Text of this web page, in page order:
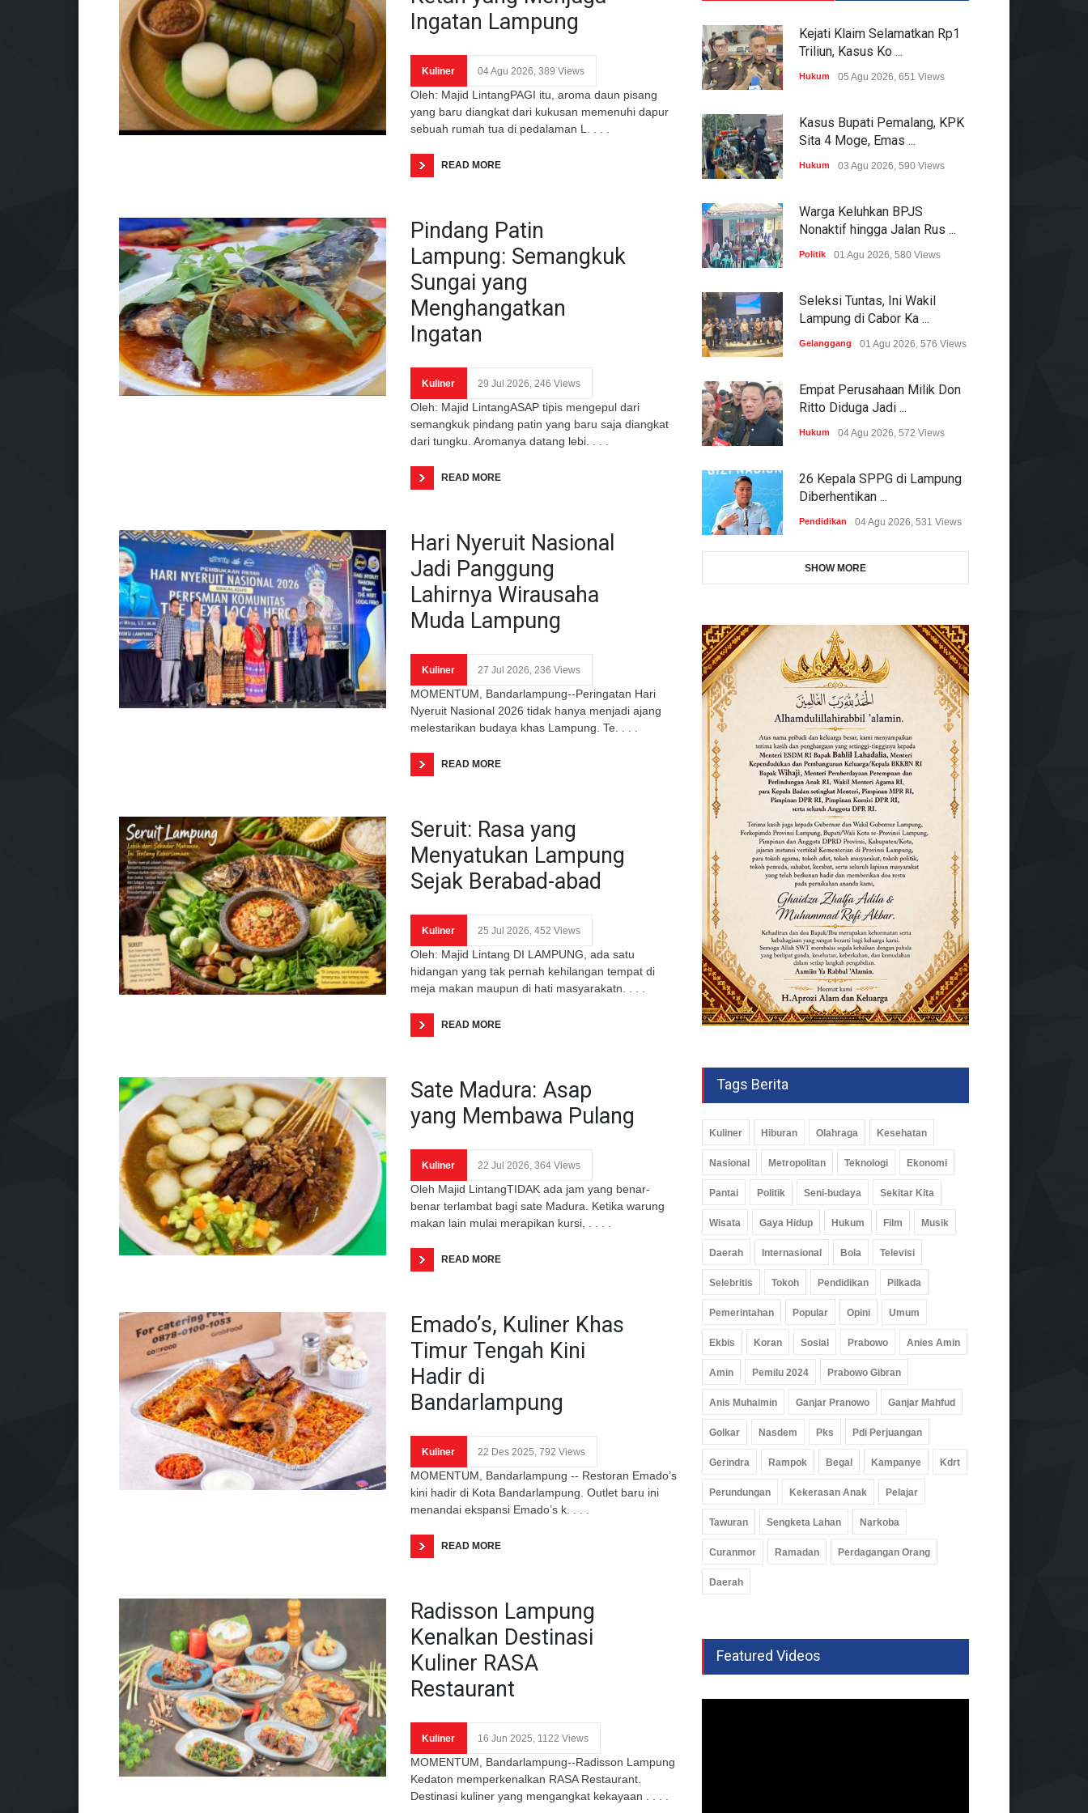
Ingatan Lampung
Kuliner 04 Agu 2026, 389 Views
Oleh: Majid LintangPAGI itu, aroma daun pisang
yang baru diangkat dari kukusan memenuhi dapur
sebuah rumah tua di pedalaman L. . . .
READ MORE
Pindang Patin
Lampung: Semangkuk
Sungai yang
Menghangatkan
Ingatan
Kuliner 29 Jul 2026, 246 Views
Oleh: Majid LintangASAP tipis mengepul dari
semangkuk pindang patin yang baru saja diangkat
dari tungku. Aromanya datang lebi. . . .
READ MORE
Hari Nyeruit Nasional
Jadi Panggung
Lahirnya Wirausaha
Muda Lampung
Kuliner 27 Jul 2026, 236 Views
MOMENTUM, Bandarlampung--Peringatan Hari
Nyeruit Nasional 2026 tidak hanya menjadi ajang
melestarikan budaya khas Lampung. Te. . . .
READ MORE
Seruit: Rasa yang
Menyatukan Lampung
Sejak Berabad-abad
Kuliner 25 Jul 2026, 452 Views
Oleh: Majid Lintang DI LAMPUNG, ada satu
hidangan yang tak pernah kehilangan tempat di
meja makan maupun di hati masyarakatn. . . .
READ MORE
Sate Madura: Asap
yang Membawa Pulang
Kuliner 22 Jul 2026, 364 Views
Oleh Majid LintangTIDAK ada jam yang benar-
benar terlambat bagi sate Madura. Ketika warung
makan lain mulai merapikan kursi, . . . .
READ MORE
Emado’s, Kuliner Khas
Timur Tengah Kini
Hadir di
Bandarlampung
Kuliner 22 Des 2025, 792 Views
MOMENTUM, Bandarlampung -- Restoran Emado’s
kini hadir di Kota Bandarlampung. Outlet baru ini
menandai ekspansi Emado’s k. . . .
READ MORE
Radisson Lampung
Kenalkan Destinasi
Kuliner RASA
Restaurant
Kuliner 16 Jun 2025, 1122 Views
MOMENTUM, Bandarlampung--Radisson Lampung
Kedaton memperkenalkan RASA Restaurant.
Destinasi kuliner yang mengangkat kekayaan . . . .
Kejati Klaim Selamatkan Rp1
Triliun, Kasus Ko ...
Hukum 05 Agu 2026, 651 Views
Kasus Bupati Pemalang, KPK
Sita 4 Moge, Emas ...
Hukum 03 Agu 2026, 590 Views
Warga Keluhkan BPJS
Nonaktif hingga Jalan Rus ...
Politik 01 Agu 2026, 580 Views
Seleksi Tuntas, Ini Wakil
Lampung di Cabor Ka ...
Gelanggang 01 Agu 2026, 576 Views
Empat Perusahaan Milik Don
Ritto Diduga Jadi ...
Hukum 04 Agu 2026, 572 Views
26 Kepala SPPG di Lampung
Diberhentikan ...
Pendidikan 04 Agu 2026, 531 Views
SHOW MORE
Tags Berita
Kuliner Hiburan Olahraga Kesehatan
Nasional Metropolitan Teknologi Ekonomi
Pantai Politik Seni-budaya Sekitar Kita
Wisata Gaya Hidup Hukum Film Musik
Daerah Internasional Bola Televisi
Selebritis Tokoh Pendidikan Pilkada
Pemerintahan Popular Opini Umum
Ekbis Koran Sosial Prabowo Anies Amin
Amin Pemilu 2024 Prabowo Gibran
Anis Muhaimin Ganjar Pranowo Ganjar Mahfud
Golkar Nasdem Pks Pdi Perjuangan
Gerindra Rampok Begal Kampanye Kdrt
Perundungan Kekerasan Anak Pelajar
Tawuran Sengketa Lahan Narkoba
Curanmor Ramadan Perdagangan Orang
Daerah
Featured Videos